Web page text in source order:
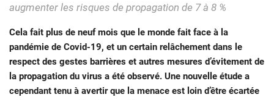
augmenter les risques de propagation de 7 à 8 %
Cela fait plus de neuf mois que le monde fait face à la
pandémie de Covid-19, et un certain relâchement dans le
respect des gestes barrières et autres mesures d’évitement de
la propagation du virus a été observé. Une nouvelle étude a
cependant tenu à avertir que la menace est loin d’être écartée